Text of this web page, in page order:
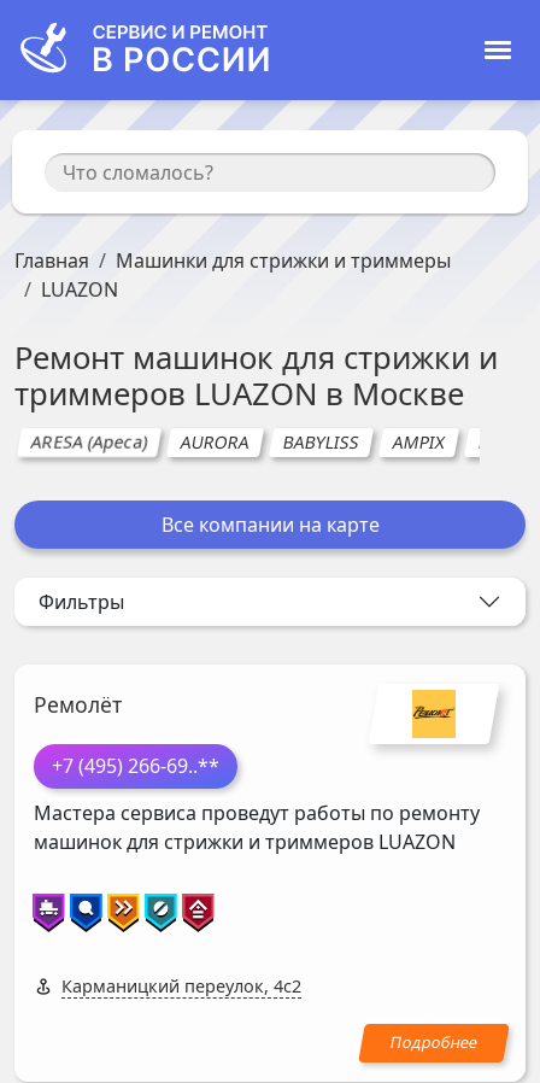
Главная
Машинки для стрижки и триммеры
LUAZON
Ремонт машинок для стрижки и
триммеров LUAZON в Москве
ARESA (Ареса) AURORA BABYLISS AMPIX BBK
Все компании на карте
Фильтры
Ремолёт
+7 (495) 266-69..**
Мастера сервиса проведут работы по ремонту
машинок для стрижки и триммеров LUAZON
Карманицкий переулок, 4с2